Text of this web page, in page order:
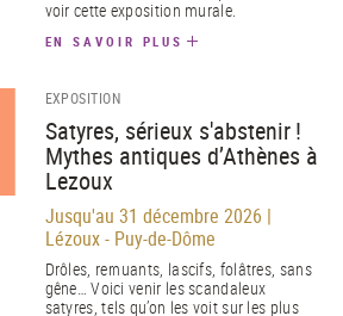
voir cette exposition murale.
EN SAVOIR PLUS
EXPOSITION
Satyres, sérieux s'abstenir !
Mythes antiques d’Athènes à
Lezoux
Jusqu'au 31 décembre 2026 |
Lézoux - Puy-de-Dôme
Drôles, remuants, lascifs, folâtres, sans
gêne… Voici venir les scandaleux
satyres, tels qu’on les voit sur les plus